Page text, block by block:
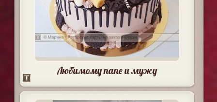
Любимому папе и мужу